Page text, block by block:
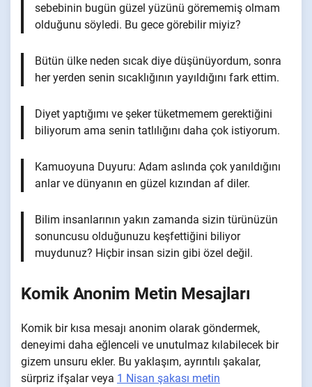
sebebinin bugün güzel yüzünü görememiş olmam
olduğunu söyledi. Bu gece görebilir miyiz?
Bütün ülke neden sıcak diye düşünüyordum, sonra
her yerden senin sıcaklığının yayıldığını fark ettim.
Diyet yaptığımı ve şeker tüketmemem gerektiğini
biliyorum ama senin tatlılığını daha çok istiyorum.
Kamuoyuna Duyuru: Adam aslında çok yanıldığını
anlar ve dünyanın en güzel kızından af diler.
Bilim insanlarının yakın zamanda sizin türünüzün
sonuncusu olduğunuzu keşfettiğini biliyor
muydunuz? Hiçbir insan sizin gibi özel değil.
Komik Anonim Metin Mesajları
Komik bir kısa mesajı anonim olarak göndermek,
deneyimi daha eğlenceli ve unutulmaz kılabilecek bir
gizem unsuru ekler. Bu yaklaşım, ayrıntılı şakalar,
sürpriz ifşalar veya 1 Nisan şakası metin